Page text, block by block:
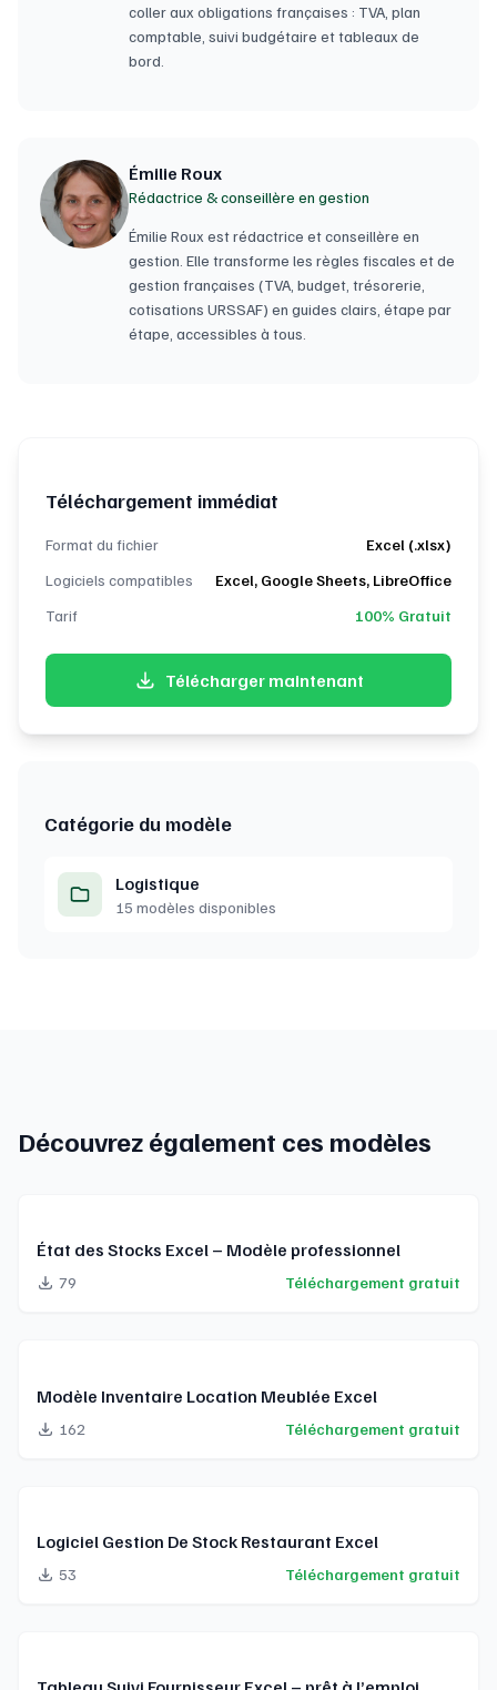
coller aux obligations françaises : TVA, plan
comptable, suivi budgétaire et tableaux de
bord.
Émilie Roux
Rédactrice & conseillère en gestion
Émilie Roux est rédactrice et conseillère en
gestion. Elle transforme les règles fiscales et de
gestion françaises (TVA, budget, trésorerie,
cotisations URSSAF) en guides clairs, étape par
étape, accessibles à tous.
Téléchargement immédiat
Format du fichier
Excel (.xlsx)
Logiciels compatibles
Excel, Google Sheets, LibreOffice
Tarif
100% Gratuit
Télécharger maintenant
Catégorie du modèle
Logistique
15 modèles disponibles
Découvrez également ces modèles
État des Stocks Excel – Modèle professionnel
79 Téléchargement gratuit
Modèle Inventaire Location Meublée Excel
162 Téléchargement gratuit
Logiciel Gestion De Stock Restaurant Excel
53 Téléchargement gratuit